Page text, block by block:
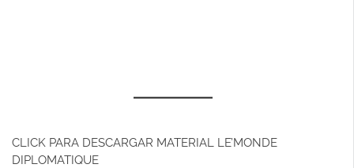
CLICK PARA DESCARGAR MATERIAL LE’MONDE
DIPLOMATIQUE